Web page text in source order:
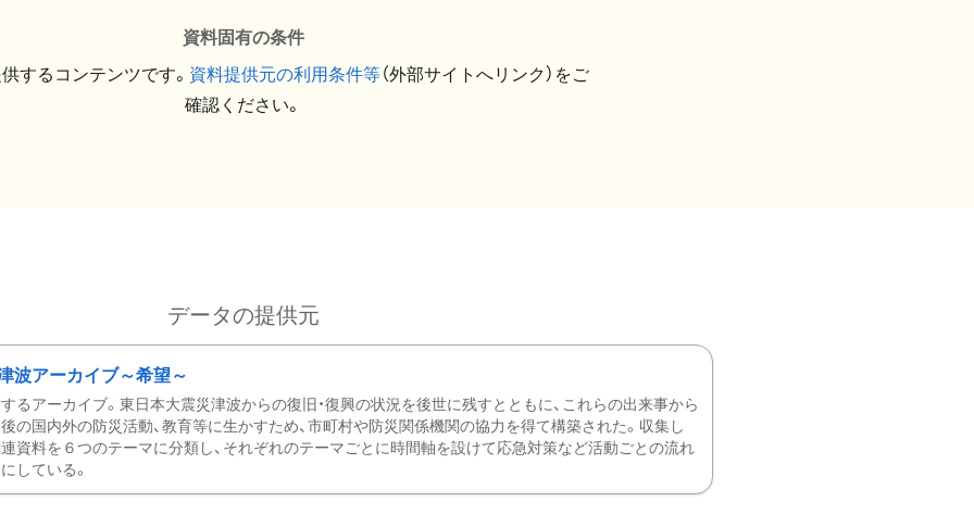
資料固有の条件
するコンテンツです。 資料提供元の利用条件等（外部サイトへリンク）をご
確認ください。
データの提供元
波アーカイブ～希望～
るアーカイブ。東日本大震災津波からの復旧・復興の状況を後世に残すとともに、これらの出来事から
の国内外の防災活動、教育等に生かすため、市町村や防災関係機関の協力を得て構築された。収集し
資料を６つのテーマに分類し、それぞれのテーマごとに時間軸を設けて応急対策など活動ごとの流れ
している。